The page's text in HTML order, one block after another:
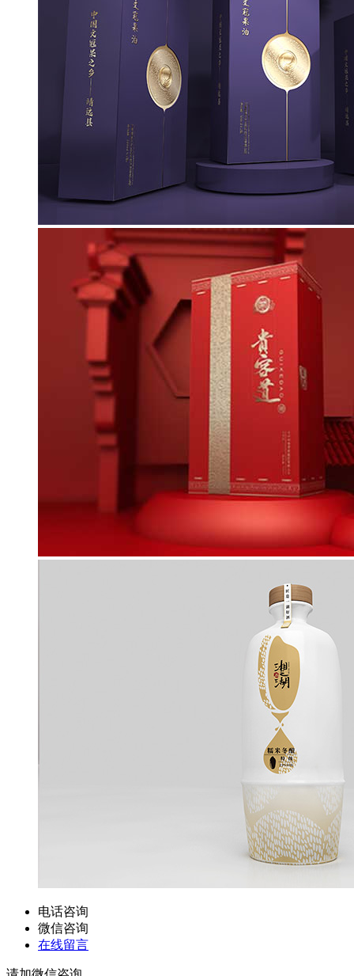
电话咨询
微信咨询
在线留言